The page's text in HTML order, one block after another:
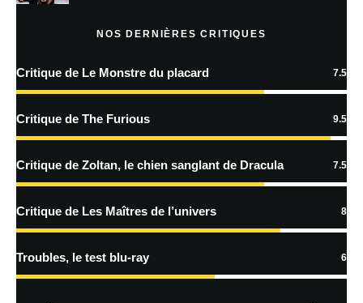
Prévenez-moi de tous les nouveaux articles par e-mail.
En savoir
traitées
NOS DERNIÈRES CRITIQUES
Critique de Le Monstre du placard 7.5
Critique de The Furious 9.5
Critique de Zoltan, le chien sanglant de Dracula 7.5
Critique de Les Maîtres de l’univers 8
Troubles, le test blu-ray 6